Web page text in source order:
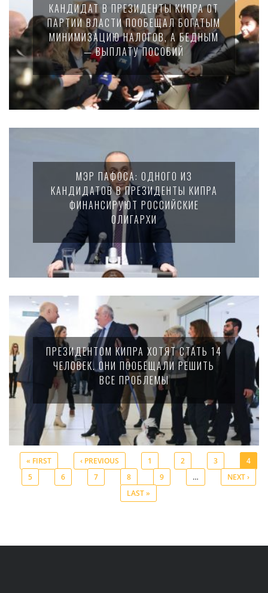
КАНДИДАТ В ПРЕЗИДЕНТЫ КИПРА ОТ
ПАРТИИ ВЛАСТИ ПООБЕЩАЛ БОГАТЫМ
МИНИМИЗАЦИЮ НАЛОГОВ, А БЕДНЫМ
— ВЫПЛАТУ ПОСОБИЙ
МЭР ПАФОСА: ОДНОГО ИЗ
КАНДИДАТОВ В ПРЕЗИДЕНТЫ КИПРА
ФИНАНСИРУЮТ РОССИЙСКИЕ
ОЛИГАРХИ
ПРЕЗИДЕНТОМ КИПРА ХОТЯТ СТАТЬ 14
ЧЕЛОВЕК. ОНИ ПООБЕЩАЛИ РЕШИТЬ
ВСЕ ПРОБЛЕМЫ
Pages
« FIRST ‹ PREVIOUS 1 2 3
4
5
6 7 8 9 …
NEXT ›
LAST »